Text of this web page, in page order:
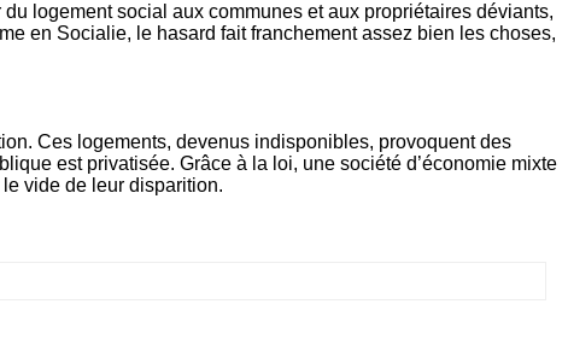
logement social aux communes et aux propriétaires déviants,
en Socialie, le hasard fait franchement assez bien les choses,
Ces logements, devenus indisponibles, provoquent des
est privatisée. Grâce à la loi, une société d’économie mixte
vide de leur disparition.